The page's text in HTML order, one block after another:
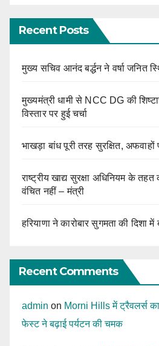
Recent Posts
मुख्य सचिव आनंद बर्द्धन ने वर्षा जनित
मुख्यमंत्री धामी से NCC DG की
विस्तार पर हुई चर्चा
भाखड़ा बांध पूरी तरह सुरक्षित,
राष्ट्रीय खाद्य सुरक्षा अधिनियम के तहत
वंचित नहीं – मंत्री
हरियाणा ने कारोबार सुगमता की दिशा
Recent Comments
admin on Morni Hills में ट्रैवलर्स का
फेस्ट ने बढ़ाई पर्यटन की चमक